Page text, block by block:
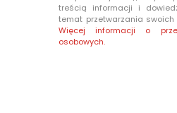
treścią informacji i
temat przetwarzania swoich
Więcej informacji o
osobowych.